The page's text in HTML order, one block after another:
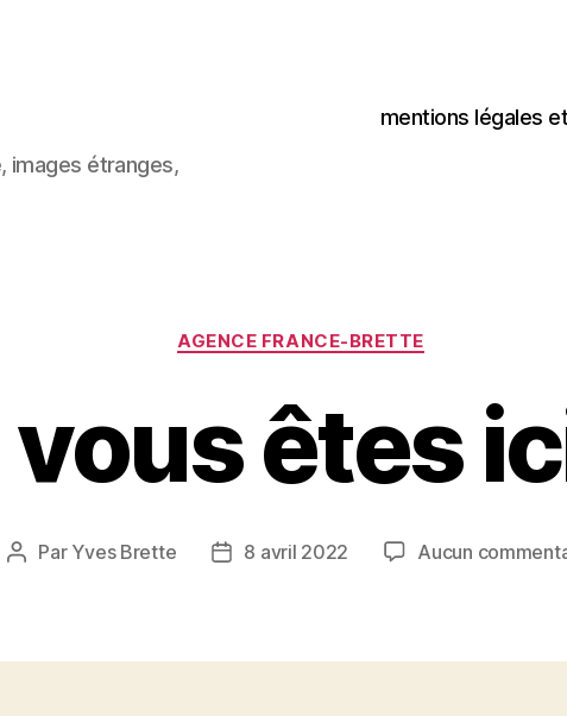
images étranges,
mentions légales
Catégories
AGENCE FRANCE-BRETTE
vous êtes
Auteur
Par Yves Brette
Date8 avril 2022 Aucun